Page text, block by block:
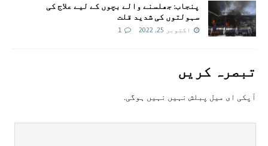
پنجاب: جھلسنے والے بچوں کے لیے علاج کی
سہولتوں کی شدید قلت
اکتوبر 25, 2022 1
تبصرہ کريں
آپکی ای ميل پبلش نہيں نہيں ہوگی.